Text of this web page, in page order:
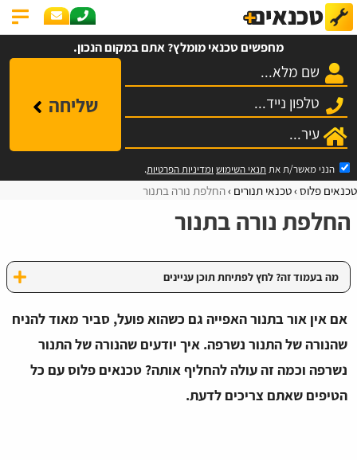
מחפשים טכנאי מומלץ? אתם במקום הנכון.
שליחה
הנני מאשר/ת את תנאי השימוש ומדיניות הפרטיות.
טכנאים פלוס טכנאי תנורים החלפת נורה בתנור
החלפת נורה בתנור
מה בעמוד זה? לחץ לפתיחת תוכן עניינים
אם אין אור בתנור האפייה גם כשהוא פועל, סביר מאוד להניח
שהנורה של התנור נשרפה. איך יודעים שהנורה של התנור
נשרפה וכמה זה עולה להחליף אותה? טכנאים פלוס עם כל
הטיפים שאתם צריכים לדעת.